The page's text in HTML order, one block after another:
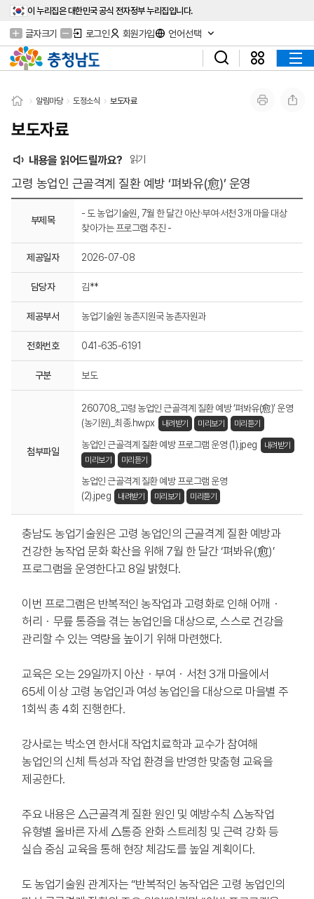
이 누리집은 대한민국 공식 전자정부 누리집입니다.
글자크기 로그인 회원가입 언어선택
알림마당 도정소식 보도자료
보도자료
내용을 읽어드릴까요? 읽기
고령 농업인 근골격계 질환 예방 ‘펴봐유(愈)’ 운영
부제목
- 도 농업기술원, 7월 한 달간 아산·부여·서천 3개 마을 대상
찾아가는 프로그램 추진 -
제공일자 2026-07-08
담당자 김**
제공부서 농업기술원 농촌지원국 농촌자원과
전화번호 041-635-6191
구분 보도
첨부파일
260708_고령 농업인 근골격계 질환 예방 ‘펴봐유(愈)’ 운영
(농기원)_최종.hwpx
내려받기 미리보기 미리듣기
농업인 근골격계 질환 예방 프로그램 운영 (1).jpeg
내려받기
미리보기
미리듣기
농업인 근골격계 질환 예방 프로그램 운영
(2).jpeg
내려받기 미리보기 미리듣기
충남도 농업기술원은 고령 농업인의 근골격계 질환 예방과
건강한 농작업 문화 확산을 위해 7월 한 달간 ‘펴봐유(愈)’
프로그램을 운영한다고 8일 밝혔다.
이번 프로그램은 반복적인 농작업과 고령화로 인해 어깨・
허리・무릎 통증을 겪는 농업인을 대상으로, 스스로 건강을
관리할 수 있는 역량을 높이기 위해 마련했다.
교육은 오는 29일까지 아산・부여・서천 3개 마을에서
65세 이상 고령 농업인과 여성 농업인을 대상으로 마을별 주
1회씩 총 4회 진행한다.
강사로는 박소연 한서대 작업치료학과 교수가 참여해
농업인의 신체 특성과 작업 환경을 반영한 맞춤형 교육을
제공한다.
주요 내용은 △근골격계 질환 원인 및 예방수칙 △농작업
유형별 올바른 자세 △통증 완화 스트레칭 및 근력 강화 등
실습 중심 교육을 통해 현장 체감도를 높일 계획이다.
도 농업기술원 관계자는 “반복적인 농작업은 고령 농업인의